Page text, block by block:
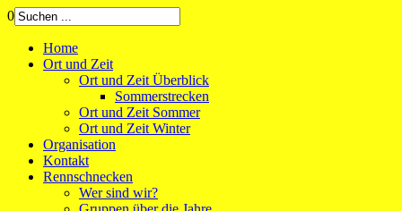
0
Home
Ort und Zeit
Ort und Zeit Überblick
Sommerstrecken
Ort und Zeit Sommer
Ort und Zeit Winter
Organisation
Kontakt
Rennschnecken
Wer sind wir?